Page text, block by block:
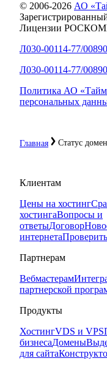
Главная Статус
© 2006-2026 АО
Лицензии
Л030-00114-77/
Л030-00114-77/
Политика АО
персональных
Клиентам
Цены на хостинг
хостингаВопросы и
ответыДоговор
интернета
Партнерам
Вебмастерам
партнерской
Продукты
ХостингVDS и VPS
бизнесаДомены
для сайта